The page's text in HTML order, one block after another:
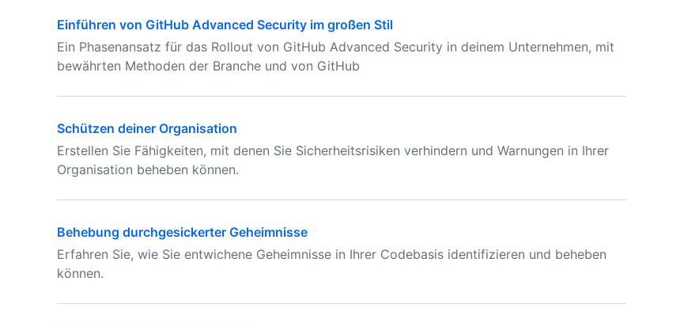
Einführen von GitHub Advanced Security im großen Stil
Ein Phasenansatz für das Rollout von GitHub Advanced Security in deinem Unternehmen, mit
bewährten Methoden der Branche und von GitHub
Schützen deiner Organisation
Erstellen Sie Fähigkeiten, mit denen Sie Sicherheitsrisiken verhindern und Warnungen in Ihrer
Organisation beheben können.
Behebung durchgesickerter Geheimnisse
Erfahren Sie, wie Sie entwichene Geheimnisse in Ihrer Codebasis identifizieren und beheben
können.